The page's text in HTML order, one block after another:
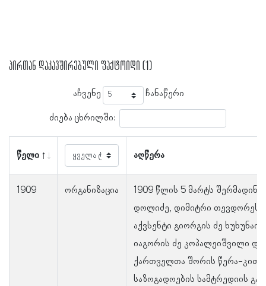
პირთან დაკავშირებული ფაქტოიდი (1)
აჩვენე ჩანაწერი
ძიება ცხრილში:
წელი აღწერა
1909 ორგანიზაცია
1909 წლის 5 მარტს შერმადინ
დოლიძე, დიმიტრი თევდორეს
აქვსენტი გიორგის ძე
იაგორის ძე კოპალეიშვილი და
ქართველთა შორის წერა-
საზოგადოების სამტრედიის